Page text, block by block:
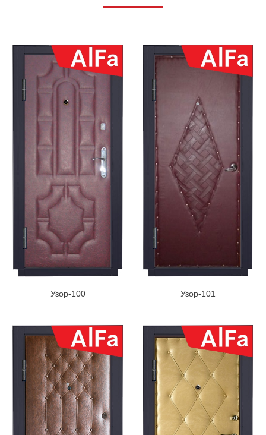
Узор-100 Узор-101